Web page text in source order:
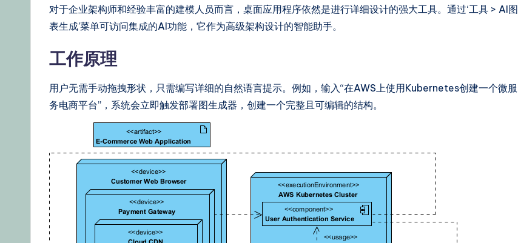
st
U
对于企业架构师和经验丰富的建模人员而言，桌面应用程序依然是进行详细设计的强大工具。通过‘工具 > AI图
表生成’菜单可访问集成的AI功能，它作为高级架构设计的智能助手。
工作原理
用户无需手动拖拽形状，只需编写详细的自然语言提示。例如，输入“在AWS上使用Kubernetes创建一个微服
务电商平台”，系统会立即触发部署图生成器，创建一个完整且可编辑的结构。